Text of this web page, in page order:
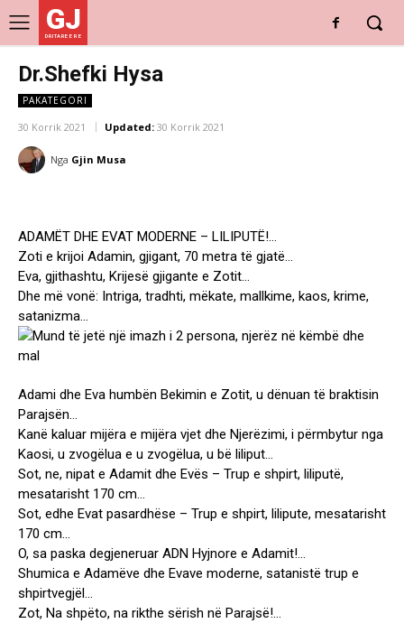
GJ
DRITARE E RE
Dr.Shefki Hysa
PAKATEGORI
30 Korrik 2021 Updated: 30 Korrik 2021
Nga Gjin Musa
ADAMËT DHE EVAT MODERNE – LILIPUTË!…
Zoti e krijoi Adamin, gjigant, 70 metra të gjatë…
Eva, gjithashtu, Krijesë gjigante e Zotit…
Dhe më vonë: Intriga, tradhti, mëkate, mallkime, kaos, krime,
satanizma…
Adami dhe Eva humbën Bekimin e Zotit, u dënuan të braktisin
Parajsën…
Kanë kaluar mijëra e mijëra vjet dhe Njerëzimi, i përmbytur nga
Kaosi, u zvogëlua e u zvogëlua, u bë liliput…
Sot, ne, nipat e Adamit dhe Evës – Trup e shpirt, liliputë,
mesatarisht 170 cm…
Sot, edhe Evat pasardhëse – Trup e shpirt, lilipute, mesatarisht
170 cm…
O, sa paska degjeneruar ADN Hyjnore e Adamit!…
Shumica e Adamëve dhe Evave moderne, satanistë trup e
shpirtvegjël…
Zot, Na shpëto, na rikthe sërish në Parajsë!…